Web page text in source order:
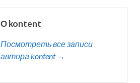
О kontent
Посмотреть все записи
автора kontent →